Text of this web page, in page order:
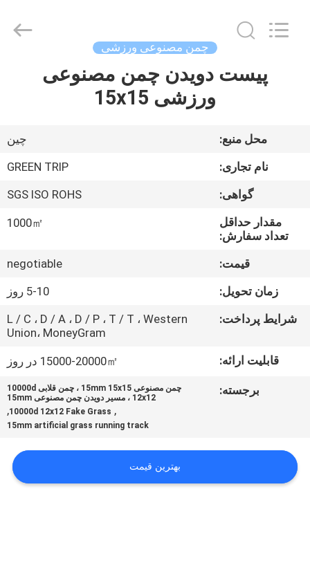
صفحه
محصولات
کنترل
بگیرید
Copyright
چمن مصنوعی ورزشی
پیست دویدن چمن مصنوعی
ورزشی 15x15
محل منبع:
چین
نام تجاری:
GREEN TRIP
گواهی:
SGS ISO ROHS
مقدار حداقل
تعداد سفارش:
1000㎡
قیمت:
negotiable
زمان تحویل:
5-10 روز
شرایط پرداخت:
L / C ، D / A ، D / P ، T / T ، Western
Union، MoneyGram
قابلیت ارائه:
15000-20000㎡ در روز
برجسته:
چمن مصنوعی 15mm 15x15 ، چمن قلابی 10000d
12x12 ، مسیر دویدن چمن مصنوعی 15mm
,
10000d 12x12 Fake Grass
,
15mm artificial grass running track
بهترین قیمت